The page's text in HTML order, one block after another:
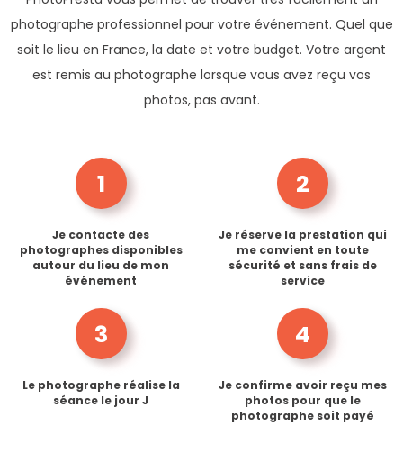
photographe professionnel pour votre événement. Quel que
soit le lieu en France, la date et votre budget. Votre argent
est remis au photographe lorsque vous avez reçu vos
photos, pas avant.
1
Je contacte des
photographes disponibles
autour du lieu de mon
événement
2
Je réserve la prestation qui
me convient en toute
sécurité et sans frais de
service
3
Le photographe réalise la
séance le jour J
4
Je confirme avoir reçu mes
photos pour que le
photographe soit payé